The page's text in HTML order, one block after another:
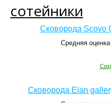
сотейники
Сковорода Scovo
Средняя
Сковорода Elan